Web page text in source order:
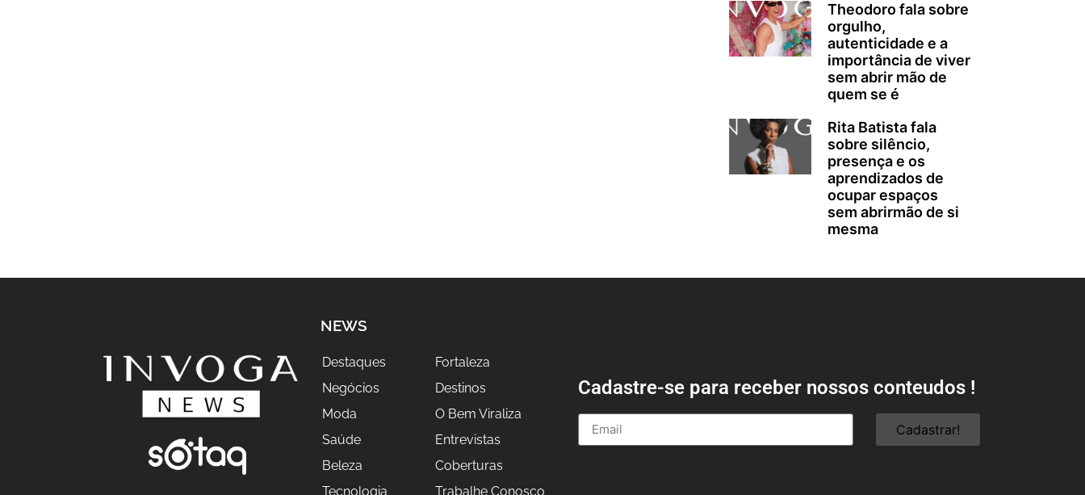
Theodoro fala sobre
orgulho,
autenticidade e a
importância de viver
sem abrir mão de
quem se é
Rita Batista fala
sobre silêncio,
presença e os
aprendizados de
ocupar espaços
sem abrirmão de si
mesma
NEWS
Destaques
Negócios
Moda
Saúde
Beleza
Tecnologia
Fortaleza
Destinos
O Bem Viraliza
Entrevistas
Coberturas
Trabalhe Conosco
Cadastre-se para receber nossos conteudos !
Cadastrar!